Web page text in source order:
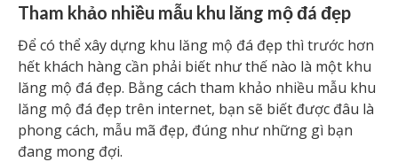
Tham khảo nhiều mẫu khu lăng mộ đá đẹp
Để có thể xây dựng khu lăng mộ đá đẹp thì trước hơn
hết khách hàng cần phải biết như thế nào là một khu
lăng mộ đá đẹp. Bằng cách tham khảo nhiều mẫu khu
lăng mộ đá đẹp trên internet, bạn sẽ biết được đâu là
phong cách, mẫu mã đẹp, đúng như những gì bạn
đang mong đợi.